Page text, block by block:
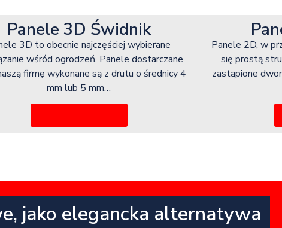
Panele 3D Świdnik
3D to obecnie najczęściej wybierane
wśród ogrodzeń. Panele dostarczane
firmę wykonane są z drutu o średnicy 4
mm lub 5 mm…
Panele 2D, w
się prostą
zastąpione
jako elegancka alternatywa